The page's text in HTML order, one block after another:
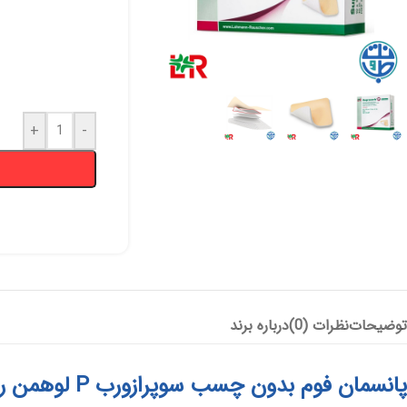
پانسمان آلژینات هیدروژل
-
+
توضیحاتنظرات (0) درباره برند
پانسمان فوم بدون چسب سوپرازورب P لوهمن روشه